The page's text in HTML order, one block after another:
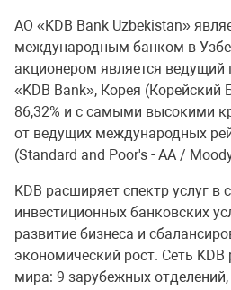
АО «KDB Bank Uzbekistan»
международным банком в
акционером является ведущий
«KDB Bank», Корея (Корейский
86,32% и с самыми высокими
от ведущих международных
(Standard and Poor's - AA /
KDB расширяет спектр услуг в
инвестиционных банковских
развитие бизнеса и
экономический рост. Сеть KDB
мира: 9 зарубежных